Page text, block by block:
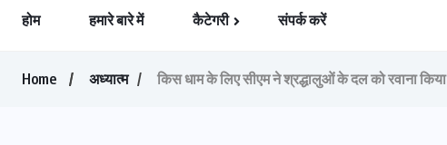
होम हमारे बारे में कैटेगरी संपर्क करें
Home अध्यात्म किस धाम के लिए सीएम ने श्रद्धालुओं के दल को रवाना किया